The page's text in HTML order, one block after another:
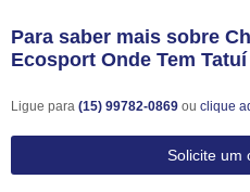
Para saber mais sobre
Ecosport Onde Tem Tatuí
Ligue para (15) 99782-0869 ou clique
Solicite um